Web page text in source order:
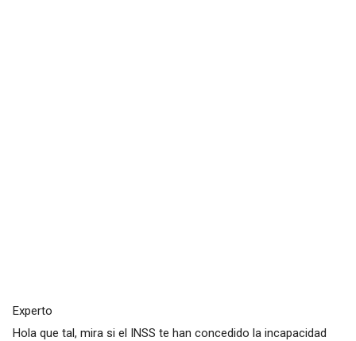
Experto
Hola que tal, mira si el INSS te han concedido la incapacidad